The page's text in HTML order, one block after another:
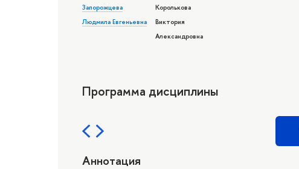
Запорожцева
Людмила Евгеньевна
Королькова
Виктория
Александровна
Программа дисциплины
Аннотация